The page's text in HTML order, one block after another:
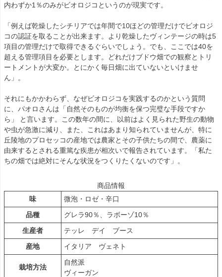
内わずか1％のみがビオロジコというのが現実です。
「例えば乾燥したシチリアでは年間で10ほどの管理だけでビオロジ
コの認証を取ることが出来ます。より乾燥したヴィンテージの時は5
項目の管理だけで取得できるぐらいでしょう。でも、ここでは40を
超える管理項目を必要とします。どれだけブドウ畑での観察とトリ
ートメントが大変か。とにかく毎日畑に出ていないといけませ
ん」。
それにもかかわらず、なぜビオロジコを実践するのかという質問
に、パオロさんは「自然そのものが均衡を保つ完璧な手段ですか
ら」 と言います。この数年の間に、以前はよく見られた野生の動物
や虫が急激に減り、また、これはあまり知られていませんが、特に
丘陵地のプロセッコの産地では農家とその子供たちの間で、農薬に
由来するとされる重篤な疾患が相次いで報告されています。「私た
ちの畑では絶対にそんな状況をつくりたくないのです」。
商品情報
味
微泡・ロゼ・辛口
品種
グレラ90％、ラボーゾ10％
生産者
テッレ デイ ブース
産地
イタリア ヴェネト
栽培方法
自然派
ヴィーガン